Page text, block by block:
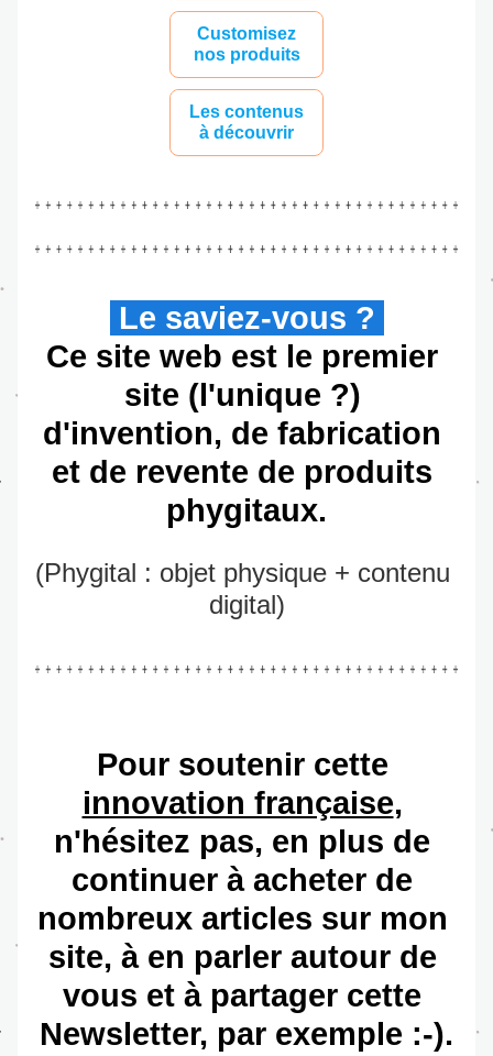
Customisez
nos produits
Les contenus
à découvrir
Le saviez-vous ?
Ce site web est le premier
site (l'unique ?)
d'invention, de fabrication
et de revente de produits
phygitaux.
(Phygital : objet physique + contenu
digital)
innovation française,
n'hésitez pas, en plus de
continuer à acheter de
nombreux articles sur mon
site, à en parler autour de
vous et à partager cette
Newsletter, par exemple :-).